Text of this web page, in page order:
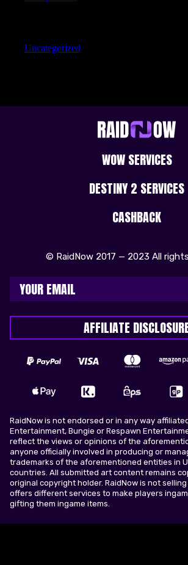
Uncategorized
© RaidNow 2017 — 2023 All
WOW SERVICES
DESTINY 2 SERVICES
CASHBACK
AFFILIATE
RaidNow is not endorsed or in any way
Entertainment, Bungie or Respawn
reflect the views or opinions of the
anyone officially involved in producing or
trademarks of the aforementioned entities in
countries. All submitted art content remains
original copyright holder. RaidNow is not
offers different services to make players
gifting them ingame items.